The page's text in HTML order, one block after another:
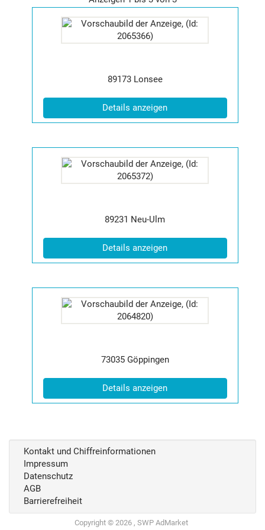
der
Anzeige
Postleitzahl:
89173 Ort:
Lonsee
Details anzeigen(ID: 2065366)
der
Anzeige
|
Postleitzahl:
89231 Ort:
Neu-Ulm
Details anzeigen(ID: 2065372)
der
Anzeige
|
Info:
Postleitzahl:
73035 Ort:
Göppingen
Details anzeigen(ID: 2064820)
Kontakt und Chiffreinformationen
Impressum
Datenschutz
AGB
Barrierefreiheit
Copyright © 2026 , SWP AdMarket